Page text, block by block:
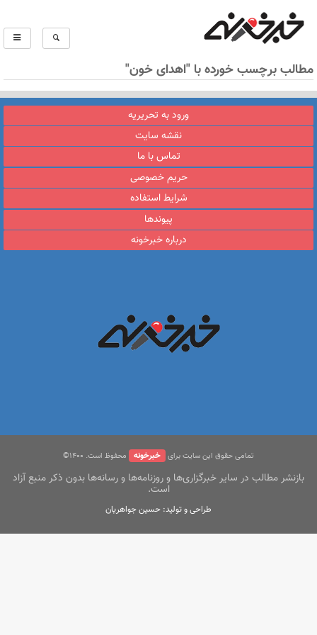
مطالب برچسب خورده با "اهدای خون"
ورود به تحریریه
نقشه سایت
تماس با ما
حریم خصوصی
شرایط استفاده
پیوندها
درباره خبرخونه
تمامی حقوق این سایت برای خبرخونه محفوظ است. ۱400©
بازنشر مطالب در سایر خبرگزاری‌ها و روزنامه‌ها و رسانه‌ها بدون ذکر منبع آزاد
است.
طراحی و تولید: حسین جواهریان